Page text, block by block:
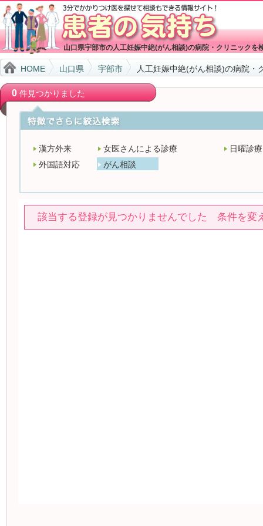
山口県宇部市の人工妊娠中絶(がん相談)の病院・クリニックを
HOME 山口県 宇部市 人工妊娠中絶(がん相談)の病院・
0件見つかりました
漢方外来 女医さんによる診療
日曜診療
外国語対応
がん相談
該当する登録が見つかりませんでした 条件を